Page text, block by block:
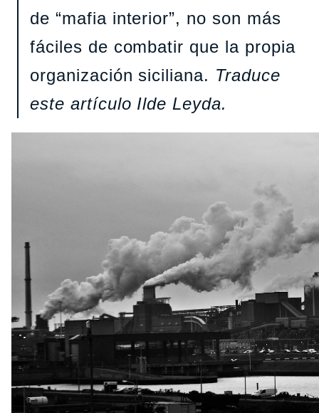
de “mafia interior”, no son más
fáciles de combatir que la propia
organización siciliana. Traduce
este artículo Ilde Leyda.